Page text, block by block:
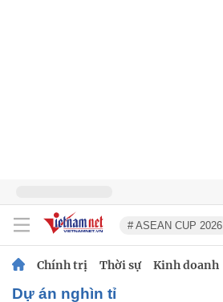
# ASEAN CUP 2026
Chính trị Thời sự Kinh doanh
dự án nghìn tỉ